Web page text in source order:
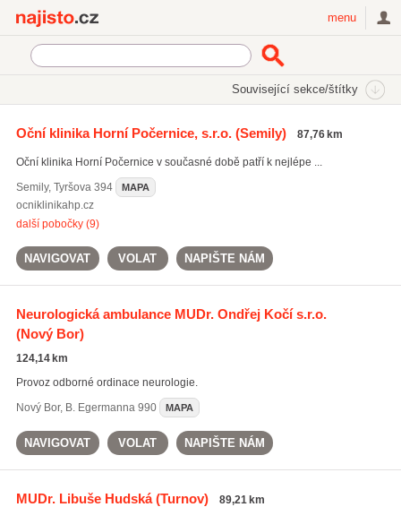
menu
Související sekce/štítky
Praktičtí lékaři (3011)
Dětští a dorostoví lékaři (1474)
Oční klinika Horní Počernice, s.r.o.(Semily) 87,76 km
Oční klinika Horní Počernice v současné době patří k nejlépe ...
Semily, Tyršova 394 MAPA
ocniklinikahp.cz
další pobočky (9)
NAVIGOVAT VOLAT NAPIŠTE NÁM
Neurologická ambulance MUDr. Ondřej Kočí s.r.o.
(Nový Bor)
124,14 km
Provoz odborné ordinace neurologie.
Nový Bor, B. Egermanna 990 MAPA
NAVIGOVAT VOLAT NAPIŠTE NÁM
MUDr. Libuše Hudská(Turnov) 89,21 km